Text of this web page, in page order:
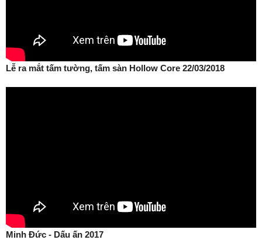
Lễ ra mắt tấm tường, tấm sàn Hollow Core 22/03/2018
Minh Đức - Dấu ấn 2017